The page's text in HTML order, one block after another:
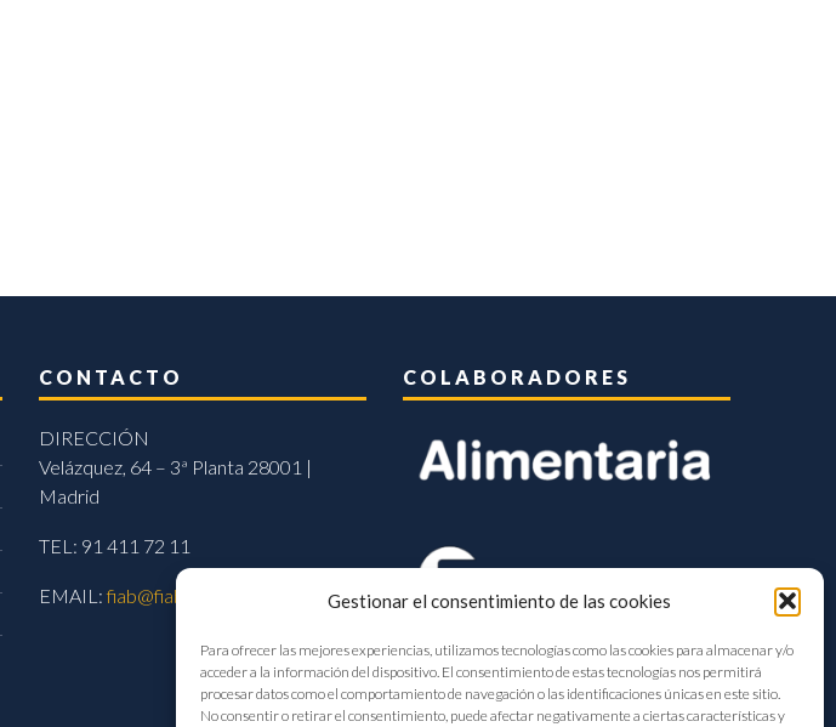
Gestionar el consentimiento de las cookies
Para ofrecer las mejores experiencias, utilizamos tecnologías como las cookies para almacenar y/o
acceder a la información del dispositivo. El consentimiento de estas tecnologías nos permitirá
procesar datos como el comportamiento de navegación o las identificaciones únicas en este sitio.
No consentir o retirar el consentimiento, puede afectar negativamente a ciertas características y
CONTACTO
DIRECCIÓN
Velázquez, 64 – 3ª Planta 28001 |
Madrid
TEL: 91 411 72 11
EMAIL:fiab@fiab.es
COLABORADORES